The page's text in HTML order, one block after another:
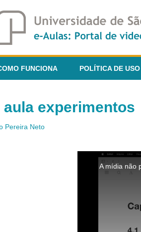
FUNCIONA POLÍTICA DE USO
aula experimentos
Pereira Neto
A mídia não